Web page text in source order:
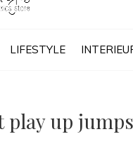
LIFESTYLE
play up